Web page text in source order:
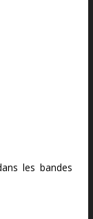
les bandes